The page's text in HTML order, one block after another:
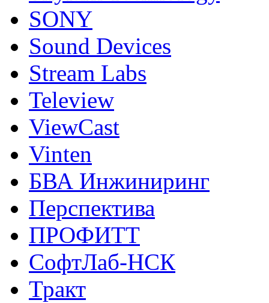
SONY
Sound Devices
Stream Labs
Teleview
ViewCast
Vinten
БВА Инжиниринг
Перспектива
ПРОФИТТ
СофтЛаб-НСК
Тракт